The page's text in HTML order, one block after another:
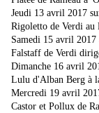
Jeudi 13 avril 2017
Rigoletto de Verdi au
Samedi 15 avril 2017
Falstaff de Verdi
Dimanche 16 avril
Lulu d'Alban Berg à
Mercredi 19 avril
Castor et Pollux de